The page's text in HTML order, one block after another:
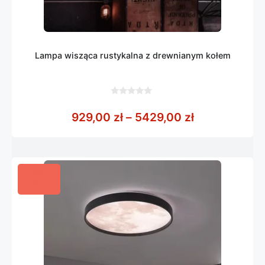
Lampa wisząca rustykalna z drewnianym kołem
5
929,00 zł – 5429,00 złZakres cen: